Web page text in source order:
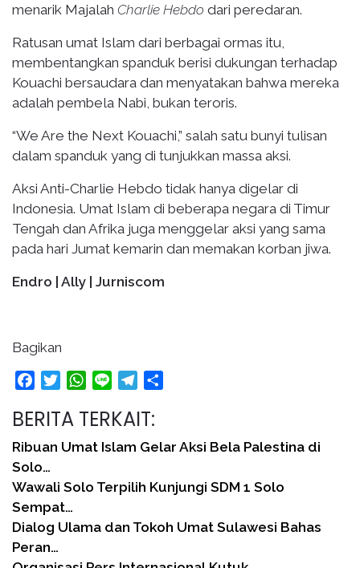
menarik Majalah Charlie Hebdo dari peredaran.
Ratusan umat Islam dari berbagai ormas itu,
membentangkan spanduk berisi dukungan terhadap
Kouachi bersaudara dan menyatakan bahwa mereka
adalah pembela Nabi, bukan teroris.
“We Are the Next Kouachi,” salah satu bunyi tulisan
dalam spanduk yang di tunjukkan massa aksi.
Aksi Anti-Charlie Hebdo tidak hanya digelar di
Indonesia. Umat Islam di beberapa negara di Timur
Tengah dan Afrika juga menggelar aksi yang sama
pada hari Jumat kemarin dan memakan korban jiwa.
Endro | Ally | Jurniscom
Bagikan
FacebookTwitterWhatsApp
Line Telegram
BERITA TERKAIT:
Ribuan Umat Islam Gelar Aksi Bela Palestina di
Solo…
Wawali Solo Terpilih Kunjungi SDM 1 Solo
Sempat…
Dialog Ulama dan Tokoh Umat Sulawesi Bahas
Peran…